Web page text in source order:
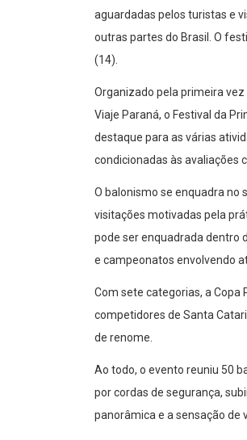
aguardadas pelos turistas e
outras partes do Brasil. O
(14).
Organizado pela primeira
Viaje Paraná, o Festival da
destaque para as várias
condicionadas às avaliações
O balonismo se enquadra no
visitações motivadas pela
pode ser enquadrada dentro
e campeonatos envolvendo
Com sete categorias, a Copa
competidores de Santa
de renome.
Ao todo, o evento reuniu 50
por cordas de segurança,
panorâmica e a sensação de